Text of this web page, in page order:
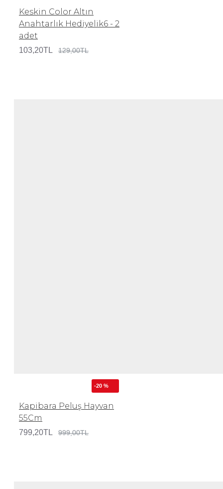
Keskin Color Altın
Anahtarlık Hediyelik6 - 2
adet
103,20TL 129,00TL
-20 %
Kapibara Peluş Hayvan
55Cm
799,20TL 999,00TL